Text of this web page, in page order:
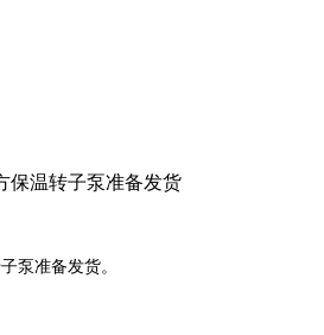
保温转子泵准备发货
泵准备发货。